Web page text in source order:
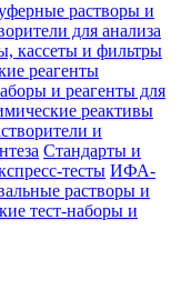
растворы и
для анализа
кассеты и фильтры
реагенты
и реагенты для
реактивы
и
Стандарты и
тесты ИФА-
растворы и
тест-наборы и